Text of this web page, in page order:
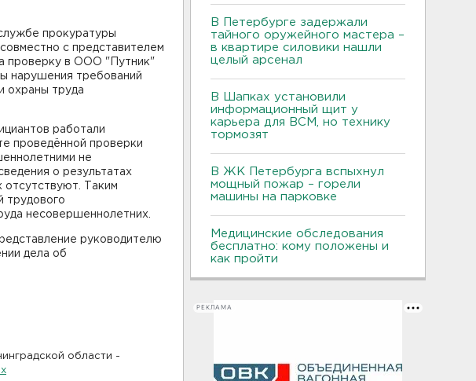
прокуратуры
с представителем
проверку в ООО "Путник"
нарушения требований
охраны труда
работали
проведённой проверки
не
о результатах
отсутствуют. Таким
трудового
несовершеннолетних.
руководителю
дела об
области -
В Петербурге задержали
тайного оружейного мастера –
в квартире силовики нашли
целый арсенал
В Шапках установили
информационный щит у
карьера для ВСМ, но технику
тормозят
В ЖК Петербурга вспыхнул
мощный пожар – горели
машины на парковке
Медицинские обследования
бесплатно: кому положены и
как пройти
РЕКЛАМА